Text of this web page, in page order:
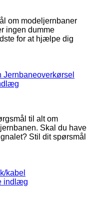
om modeljernbaner
ingen dumme
for at hjælpe dig
Jernbaneoverkørsel
til alt om
Skal du have
Stil dit spørsmål
kabel
indlæg